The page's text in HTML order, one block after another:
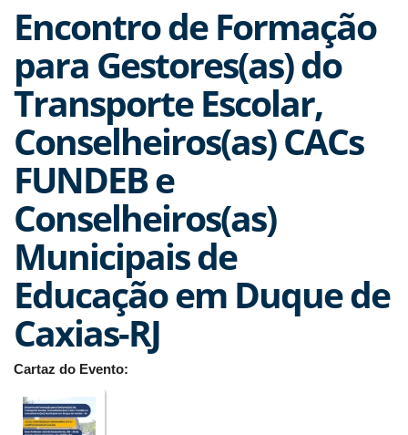
Encontro de Formação
para Gestores(as) do
Transporte Escolar,
Conselheiros(as) CACs
FUNDEB e
Conselheiros(as)
Municipais de
Educação em Duque de
Caxias-RJ
Cartaz do Evento: